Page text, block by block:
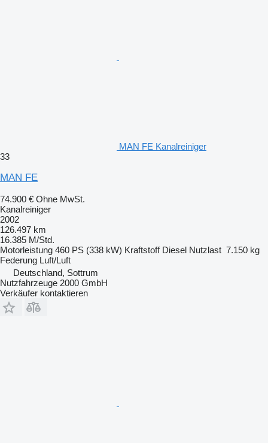
MAN FE Kanalreiniger
33
MAN FE
74.900 € Ohne MwSt.
Kanalreiniger
2002
126.497 km
16.385 M/Std.
Motorleistung 460 PS (338 kW) Kraftstoff Diesel Nutzlast 7.150 kg
Federung Luft/Luft
Deutschland, Sottrum
Nutzfahrzeuge 2000 GmbH
Verkäufer kontaktieren